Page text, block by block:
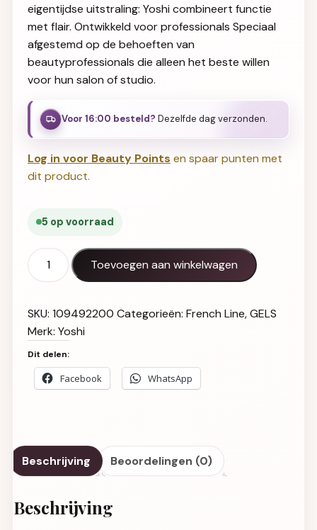
eigentijdse uitstraling: Yoshi combineert functie
met flair. Ontwikkeld voor professionals Speciaal
afgestemd op de behoeften van
beautyprofessionals die alleen het beste willen
voor hun salon of studio.
Voor 16:00 besteld? Dezelfde dag verzonden.
Log in voor Beauty Points en spaar punten met
dit product.
5 op voorraad
French Line GEL UV LED No 4 15 ml aantal
Toevoegen aan winkelwagen
SKU: 109492200 Categorieën: French Line,GELS
Merk: Yoshi
Dit delen:
Facebook WhatsApp
Beschrijving Beoordelingen (0)
Beschrijving